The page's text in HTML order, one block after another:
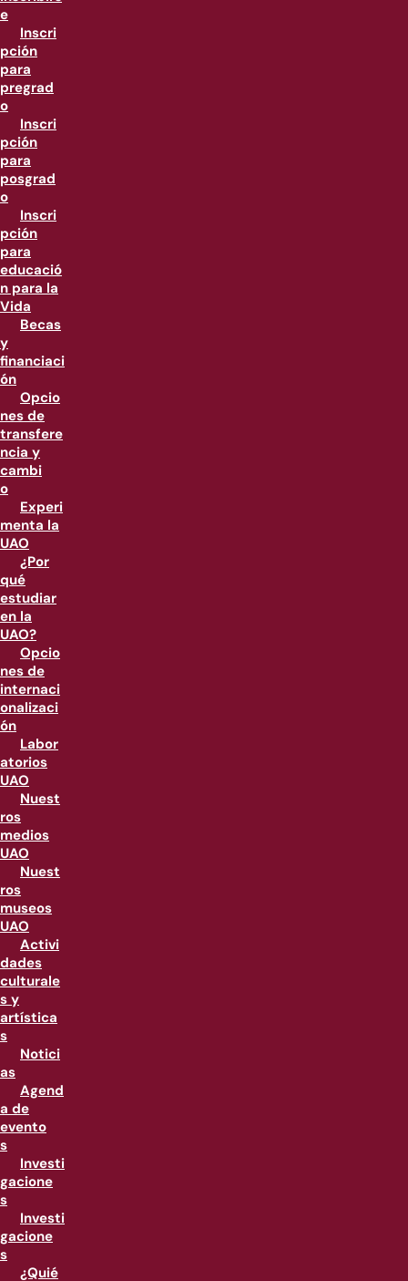
e
Inscri
pción
para
pregrad
o
Inscri
pción
para
posgrad
o
Inscri
pción
para
educació
n para la
Vida
Becas
y
financiaci
ón
Opcio
nes de
transfere
ncia y
cambi
o
Experi
menta la
UAO
¿Por
qué
estudiar
en la
UAO?
Opcio
nes de
internaci
onalizaci
ón
Labor
atorios
UAO
Nuest
ros
medios
UAO
Nuest
ros
museos
UAO
Activi
dades
culturale
s y
artística
s
Notici
as
Agend
a de
evento
s
Investi
gacione
s
Investi
gacione
s
¿Quié